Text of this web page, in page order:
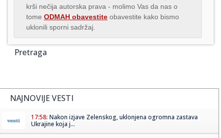
krši nečija autorska prava - molimo Vas da nas o
tome ODMAH obavestite obavestite kako bismo
uklonili sporni sadržaj.
Pretraga
NAJNOVIJE VESTI
17:58: Nakon izjave Zelenskog, uklonjena ogromna zastava
Ukrajine koja j...